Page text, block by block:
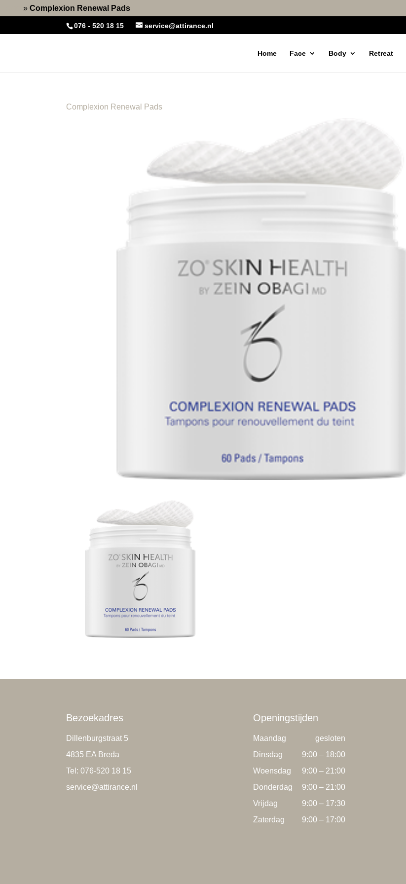
» Complexion Renewal Pads
076 - 520 18 15 service@attirance.nl
Home Face Body Retreat
Complexion Renewal Pads
Bezoekadres
Dillenburgstraat 5
4835 EA Breda
Tel: 076-520 18 15
service@attirance.nl
Openingstijden
Maandag
gesloten
Dinsdag
9:00 – 18:00
Woensdag
9:00 – 21:00
Donderdag
9:00 – 21:00
Vrijdag
9:00 – 17:30
Zaterdag
9:00 – 17:00